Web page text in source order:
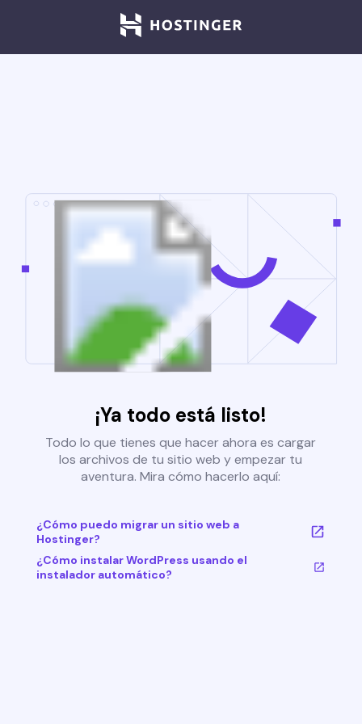
¡Ya todo está listo!
Todo lo que tienes que hacer ahora es cargar
los archivos de tu sitio web y empezar tu
aventura. Mira cómo hacerlo aquí:
¿Cómo puedo migrar un sitio web a
Hostinger?
¿Cómo instalar WordPress usando el
instalador automático?